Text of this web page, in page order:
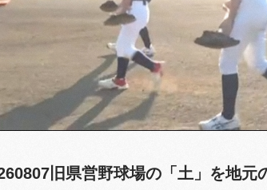
旧県営野球場の「土」を地元